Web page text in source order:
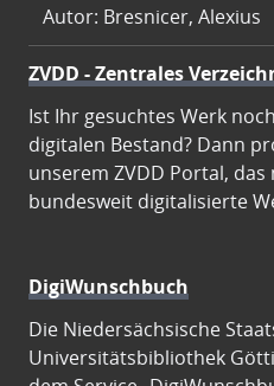
Autor: Bresnicer, Alexius
ZVDD - Zentrales
Ist Ihr gesuchtes Werk
digitalen Bestand? Dann
unserem ZVDD Portal, das
bundesweit digitalisierte
DigiWunschbuch
Die Niedersächsische
Universitätsbibliothek